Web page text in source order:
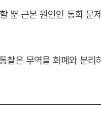
뿐 근본 원인인 통화 문
은 무역을 화폐와 분